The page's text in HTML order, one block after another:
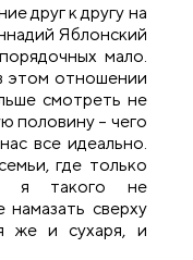
друг к другу на
Яблонский
мало.
этом отношении
смотреть не
половину – чего
все идеально.
где только
я такого не
намазать сверху
же и сухаря, и